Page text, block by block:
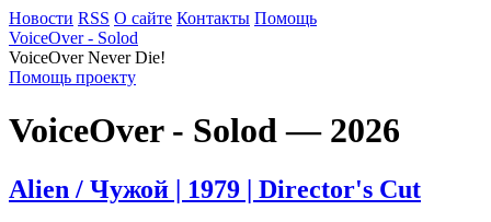
Новости RSS О сайте Контакты Помощь
VoiceOver - Solod
VoiceOver Never Die!
Помощь проекту
VoiceOver - Solod — 2026
Alien / Чужой | 1979 | Director's Cut